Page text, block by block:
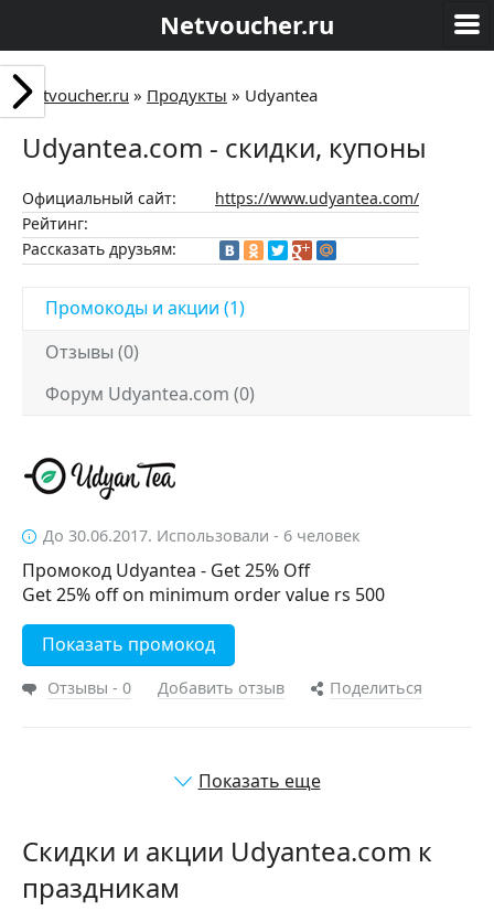
Netvoucher.ru
Netvoucher.ru » Продукты » Udyantea
Udyantea.com - скидки, купоны
Официальный сайт:
https://www.udyantea.com/
Рейтинг:
Рассказать друзьям:
Промокоды и акции (1)
Отзывы (0)
Форум Udyantea.com (0)
До 30.06.2017. Использовали - 6 человек
Промокод Udyantea - Get 25% Off
Get 25% off on minimum order value rs 500
Показать промокод
Отзывы - 0 Добавить отзыв Поделиться
Показать еще
Скидки и акции Udyantea.com к
праздникам